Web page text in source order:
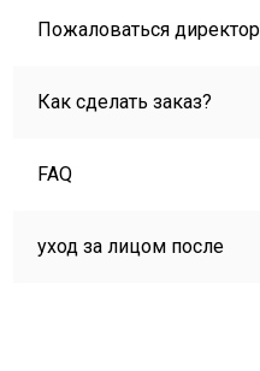
Пожаловаться
Как сделать заказ?
FAQ
уход за лицом после